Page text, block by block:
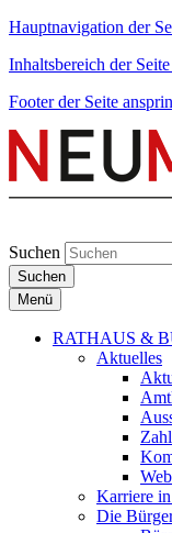
Hauptnavigation der
Inhaltsbereich der
Footer der Seite
Suchen
Suchen
Menü
RATHAUS &
Aktuelles
Karriere
Die